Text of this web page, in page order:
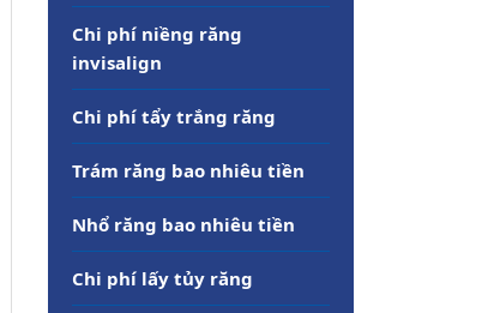
Chi phí niềng răng
invisalign
Chi phí tẩy trắng răng
Trám răng bao nhiêu tiền
Nhổ răng bao nhiêu tiền
Chi phí lấy tủy răng